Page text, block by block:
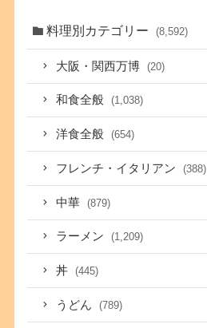
料理別カテゴリー (8,592)
大阪・関西万博 (20)
和食全般 (1,038)
洋食全般 (654)
フレンチ・イタリアン (388)
中華 (879)
ラーメン (1,209)
丼 (445)
うどん (789)